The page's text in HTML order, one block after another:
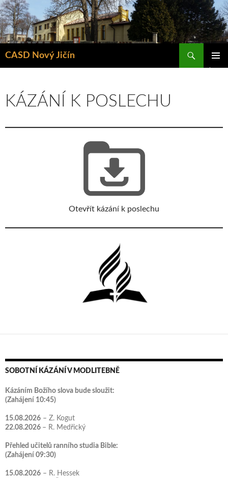
CASD Nový Jičín
WEBU
KÁZÁNÍ K POSLECHU
Otevřít kázání k poslechu
SOBOTNÍ KÁZÁNÍ V MODLITEBNĚ
Kázáním Božího slova bude sloužit:
(Zahájení 10:45)
15.08.2026 – Z. Kogut
22.08.2026 – R. Medřický
Přehled učitelů ranního studia Bible:
(Zahájení 09:30)
15.08.2026 – R. Hessek